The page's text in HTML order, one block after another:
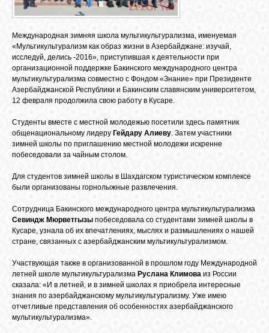
НАРОДЫ
БИБЛИОТЕКА
ФОРУМ
ГОСТЕВАЯ
О САЙТЕ
Международная зимняя школа мультикультурализма, именуемая
«Мультикультурализм как образ жизни в Азербайджане: изучай,
исследуй, делись -2016», приступившая к деятельности при
организационной поддержке Бакинского международного центра
мультикультурализма совместно с Фондом «Знание» при Президенте
Азербайджанской Республики и Бакинским славянским университетом,
12 февраля продолжила свою работу в Кусаре.
Студенты вместе с местной молодежью посетили здесь памятник
общенациональному лидеру Гейдару Алиеву. Затем участники
зимней школы по приглашению местной молодежи искренне
побеседовали за чайным столом.
Для студентов зимней школы в Шахдагском туристическом комплексе
были организованы горнолыжные развлечения.
Сотрудница Бакинского международного центра мультикультурализма
Севиндж Мюрветгызы побеседовала со студентами зимней школы в
Кусаре, узнала об их впечатлениях, мыслях и размышлениях о нашей
стране, связанных с азербайджанским мультикультурализмом.
Участвующая также в организованной в прошлом году Международной
летней школе мультикультурализма Руслана Климова из России
сказала: «И в летней, и в зимней школах я приобрела интересные
знания по азербайджанскому мультикультурализму. Уже имею
отчетливые представления об особенностях азербайджанского
мультикультурализма».